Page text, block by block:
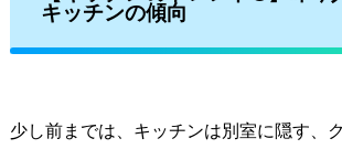
キッチンの傾向
少し前までは、キッチンは別室に隠す、